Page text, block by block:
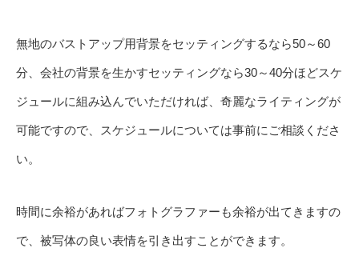
無地のバストアップ用背景をセッティングするなら50～60
分、会社の背景を生かすセッティングなら30～40分ほどスケ
ジュールに組み込んでいただければ、奇麗なライティングが
可能ですので、スケジュールについては事前にご相談くださ
い。
時間に余裕があればフォトグラファーも余裕が出てきますの
で、被写体の良い表情を引き出すことができます。